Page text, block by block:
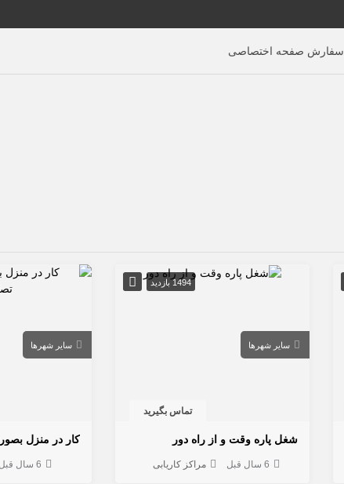
سفارش صفحه اختصاصی
1494 بازدید
سایر شهرها
تماس بگیرید
شغل پاره وقت و از راه دور
6 سال قبل مراکز کاریابی
سایر شهرها
6 سال قبل